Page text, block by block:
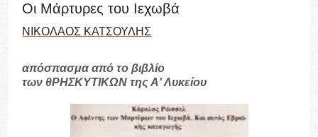
Οι Μάρτυρες του Ιεχωβά
ΝΙΚΟΛΑΟΣ ΚΑΤΣΟΥΛΗΣ
απόσπασμα από το βιβλίο
των θΡΗΣΚΥΤΙΚΩΝ της Α' Λυκείου